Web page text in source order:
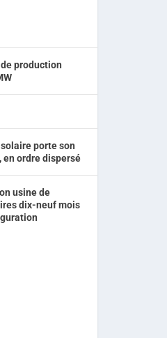
production
porte son
en ordre dispersé
usine de
dix-neuf mois